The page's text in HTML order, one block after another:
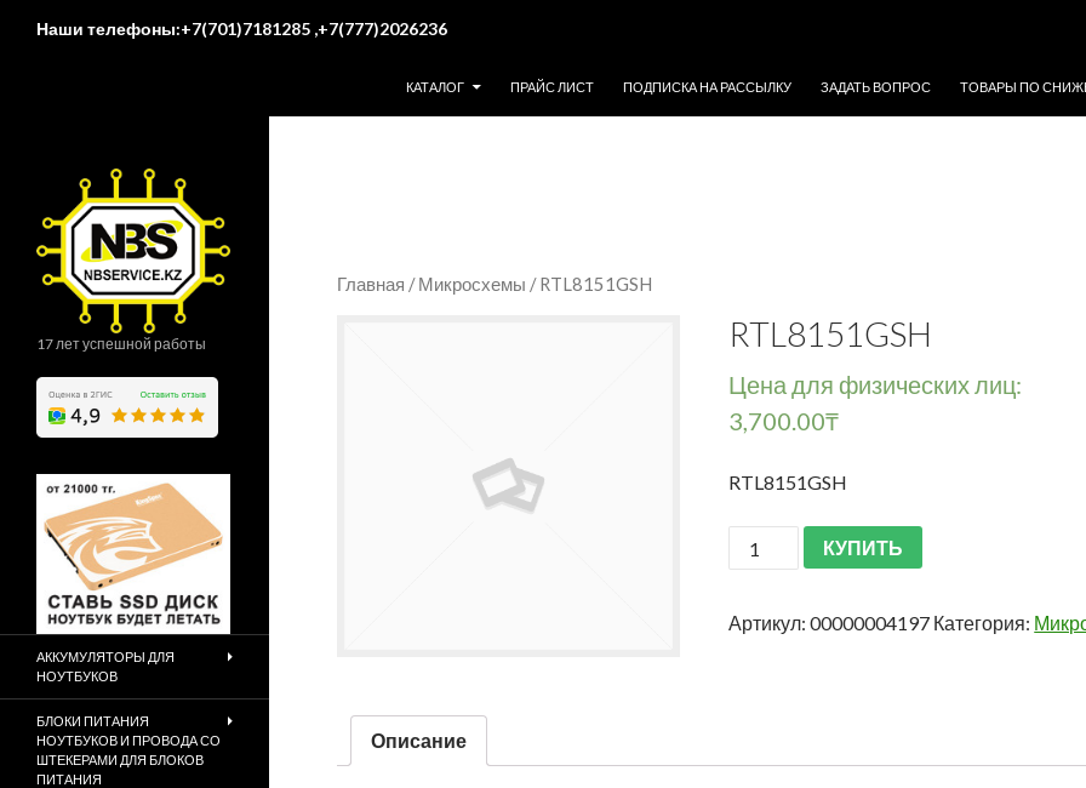
Наши телефоны:+7(701)7181285 ,+7(777)2026236
КАТАЛОГ
ПРАЙС ЛИСТ ПОДПИСКА НА РАССЫЛКУ ЗАДАТЬ ВОПРОС ТОВАРЫ ПО
Главная /Микросхемы / RTL8151GSH
RTL8151GSH
Цена для физических лиц:
3,700.00₸
RTL8151GSH
КУПИТЬ
Артикул:00000004197 Категория:
Описание
17 лет успешной работы
АККУМУЛЯТОРЫ ДЛЯ
НОУТБУКОВ
БЛОКИ ПИТАНИЯ
НОУТБУКОВ И ПРОВОДА СО
ШТЕКЕРАМИ ДЛЯ БЛОКОВ
ПИТАНИЯ